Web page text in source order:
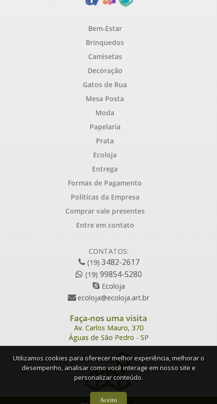
Bem-Estar
Brinquedos
Camisetas
Decoração
Gatos de Rua
Mesa Posta
Moda
Papelaria
Prata
Ecoloja
Entrega
Formas de Pagamento
Políticas da Empresa
Comprar vale presentes
Entre em contato
CONTATOS:
(19)3482-2617
(19)99854-5280
Ecoloja
ecoloja@ecoloja.art.br
Faça-nos uma visita
Av. Carlos Mauro, 370
Águas de São Pedro - SP
Utilizamos cookies para oferecer melhor experiência, melhorar o
desempenho, analisar como você interage em nosso site e
personalizar conteúdo.
Aceito